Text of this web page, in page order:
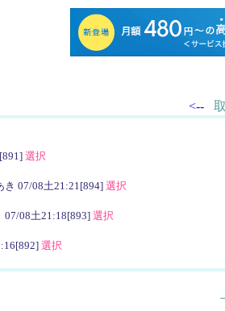
<--
選択
き 07/08土21:21[894] 選択
07/08土21:18[893] 選択
選択